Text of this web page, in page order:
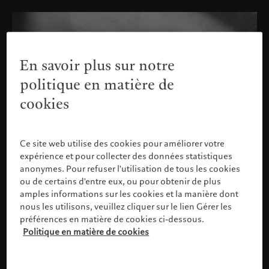
Veuillez confirmer votre profil
En savoir plus sur notre
politique en matière de
cookies
Ce site web utilise des cookies pour améliorer votre
expérience et pour collecter des données statistiques
anonymes. Pour refuser l'utilisation de tous les cookies
ou de certains d'entre eux, ou pour obtenir de plus
amples informations sur les cookies et la manière dont
nous les utilisons, veuillez cliquer sur le lien Gérer les
préférences en matière de cookies ci-dessous.
Politique en matière de cookies